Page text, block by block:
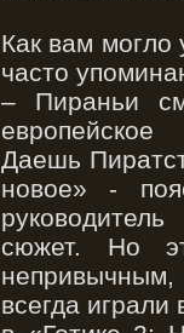
Как вам могло
часто
– Пираньи
Даешь
новое» -
сюжет. Но
всегда